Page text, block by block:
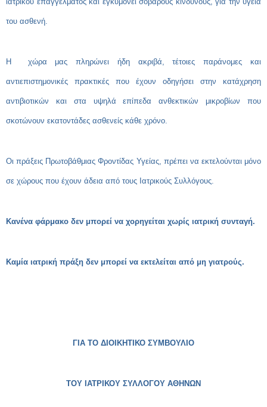
του ασθενή.
Η χώρα μας πληρώνει ήδη ακριβά, τέτοιες παράνομες και
αντιεπιστημονικές πρακτικές που έχουν οδηγήσει στην κατάχρηση
αντιβιοτικών και στα υψηλά επίπεδα ανθεκτικών μικροβίων που
σκοτώνουν εκατοντάδες ασθενείς κάθε χρόνο.
Οι πράξεις Πρωτοβάθμιας Φροντίδας Υγείας, πρέπει να εκτελούνται μόνο
σε χώρους που έχουν άδεια από τους Ιατρικούς Συλλόγους.
Κανένα φάρμακο δεν μπορεί να χορηγείται χωρίς ιατρική συνταγή.
Καμία ιατρική πράξη δεν μπορεί να εκτελείται από μη γιατρούς.
ΓΙΑ ΤΟ ΔΙΟΙΚΗΤΙΚΟ ΣΥΜΒΟΥΛΙΟ
ΤΟΥ ΙΑΤΡΙΚΟΥ ΣΥΛΛΟΓΟΥ ΑΘΗΝΩΝ